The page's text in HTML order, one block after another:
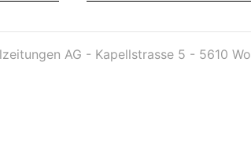
AG - Kapellstrasse 5 - 5610